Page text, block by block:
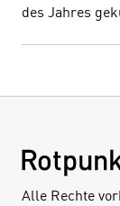
des Jahres
Alle Rechte